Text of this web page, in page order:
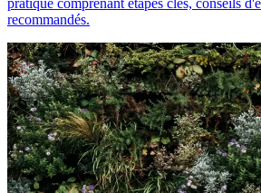
pratique comprenant étapes clés, conseils
recommandés.